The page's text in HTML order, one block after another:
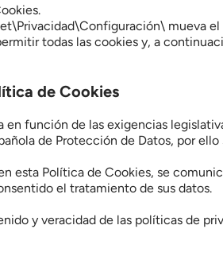
mueva
todas las cookies y, a
de Cookies
función de las exigencias
de Protección de Datos, por
esta Política de Cookies, se
el tratamiento de sus datos.
y veracidad de las políticas de